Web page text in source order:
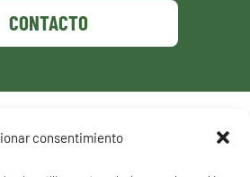
consentimiento
CONTACTO
de privacidad